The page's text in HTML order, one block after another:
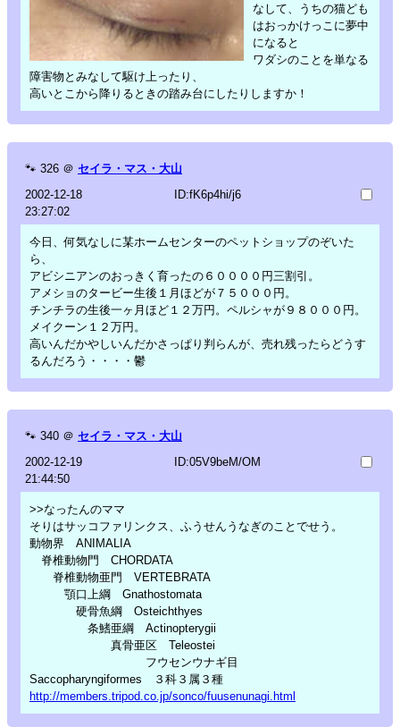
なして、うちの猫ども
はおっかけっこに夢中
になると
ワダシのことを単なる
障害物とみなして駆け上ったり、
高いとこから降りるときの踏み台にしたりしますか！
🐾 326 ＠ セイラ・マス・大山
2002-12-18
23:27:02
ID:fK6p4hi/j6
今日、何気なしに某ホームセンターのペットショップのぞいた
ら、
アビシニアンのおっきく育ったの６００００円三割引。
アメショのタービー生後１月ほどが７５０００円。
チンチラの生後一ヶ月ほど１２万円。ペルシャが９８０００円。
メイクーン１２万円。
高いんだかやしいんだかさっぱり判らんが、売れ残ったらどうす
るんだろう・・・・鬱
🐾 340 ＠ セイラ・マス・大山
2002-12-19
21:44:50
ID:05V9beM/OM
>>なったんのママ
そりはサッコファリンクス、ふうせんうなぎのことでせう。
動物界 ANIMALIA
脊椎動物門 CHORDATA
脊椎動物亜門 VERTEBRATA
顎口上綱 Gnathostomata
硬骨魚綱 Osteichthyes
条鰭亜綱 Actinopterygii
真骨亜区 Teleostei
フウセンウナギ目
Saccopharyngiformes ３科３属３種
http://members.tripod.co.jp/sonco/fuusenunagi.html